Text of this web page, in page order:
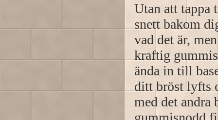
Utan att tappa
snett bakom
vad det är,
kraftig
ända in till
ditt bröst lyfts
med det andra